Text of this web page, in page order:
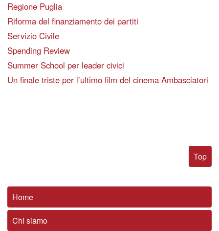
Regione Puglia
Riforma del finanziamento dei partiti
Servizio Civile
Spending Review
Summer School per leader civici
Un finale triste per l’ultimo film del cinema Ambasciatori
Top
Home
Chi siamo